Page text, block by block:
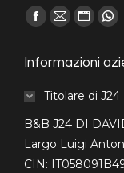
Find us on:
Facebook
opens
in
window
Mail
opens
in
window
Sito
page
opens
new
in
Informazioni
Titolare di
B&B J24 DI
Largo Luigi
CIN: